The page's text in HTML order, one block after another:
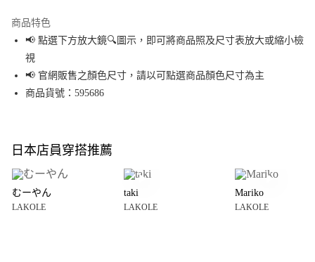
Apple Pay
街口支付
悠遊付
全盈+PAY
大哥付你分期
【大哥付你分期使用說明】
1.本服務由台灣大哥大提供，台灣大哥大用戶可立即使用無須另外申請。
AFTEE先享後付
商品特色
📢 點選下方放大鏡🔍圖示，即可將商品照及尺寸表放大或縮小檢
視
📢 官網販售之顏色尺寸，請以可點選商品顏色尺寸為主
商品貨號：595686
日本店員穿搭推薦
むーやん
LAKOLE
taki
LAKOLE
Mariko
LAKOLE